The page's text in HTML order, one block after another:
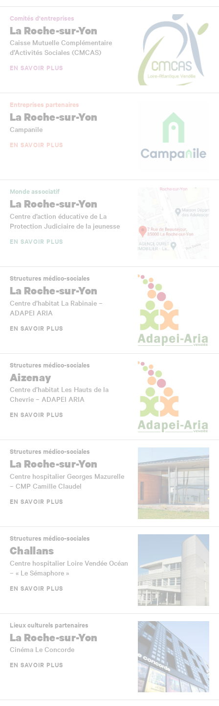
Comités d'entreprises
La Roche-sur-Yon
Caisse Mutuelle Complémentaire
d’Activités Sociales (CMCAS)
EN SAVOIR PLUS
Entreprises partenaires
La Roche-sur-Yon
Campanile
EN SAVOIR PLUS
Monde associatif
La Roche-sur-Yon
Centre d’action éducative de La
Protection Judiciaire de la jeunesse
EN SAVOIR PLUS
Structures médico-sociales
La Roche-sur-Yon
Centre d’habitat La Rabinaie –
ADAPEI ARIA
EN SAVOIR PLUS
Structures médico-sociales
Aizenay
Centre d’habitat Les Hauts de la
Chevrie – ADAPEI ARIA
EN SAVOIR PLUS
Structures médico-sociales
La Roche-sur-Yon
Centre hospitalier Georges Mazurelle
– CMP Camille Claudel
EN SAVOIR PLUS
Structures médico-sociales
Challans
Centre hospitalier Loire Vendée Océan
– « Le Sémaphore »
EN SAVOIR PLUS
Lieux culturels partenaires
La Roche-sur-Yon
Cinéma Le Concorde
EN SAVOIR PLUS